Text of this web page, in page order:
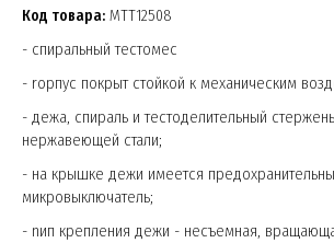
Код товара: МТТ12508
- cпиральный тестомес
- rорпус покрыт стойкой к механическим
- дежа, спираль и тестоделительный
нержавеющей стали;
- на крышке дежи имеется
микровыключатель;
- nип крепления дежи - несъемная,